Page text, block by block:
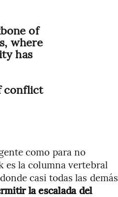
of
where
has
conflict
como para no
es la columna vertebral
casi todas las demás
la escalada del